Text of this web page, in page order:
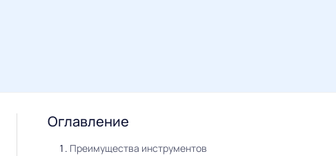
Оглавление
Преимущества инструментов